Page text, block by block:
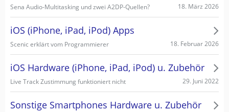
Sena Audio-Multitasking und zwei A2DP-Quellen? 18. März 2026
iOS (iPhone, iPad, iPod) Apps
Scenic erklärt vom Programmierer 18. Februar 2026
iOS Hardware (iPhone, iPad, iPod) u. Zubehör
Live Track Zustimmung funktioniert nicht 29. Juni 2022
Sonstige Smartphones Hardware u. Zubehör